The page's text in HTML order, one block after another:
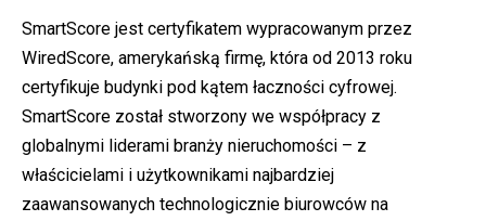
SmartScore jest certyfikatem wypracowanym przez
WiredScore, amerykańską firmę, która od 2013 roku
certyfikuje budynki pod kątem łaczności cyfrowej.
SmartScore został stworzony we współpracy z
globalnymi liderami branży nieruchomości – z
właścicielami i użytkownikami najbardziej
zaawansowanych technologicznie biurowców na